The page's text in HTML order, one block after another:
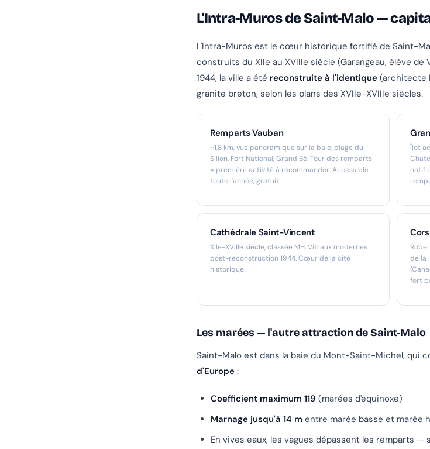
L'Intra-Muros de Saint-Malo —
L'Intra-Muros est le cœur historique fortifié de Saint-
construits du XIIe au XVIIIe siècle (Garangeau, élève de
1944, la ville a été reconstruite à l'identique (architecte
granite breton, selon les plans des XVIIe-XVIIIe siècles.
Remparts Vauban
~1,8 km, vue panoramique sur la baie, plage du
Sillon, Fort National, Grand Bé. Tour des remparts
= première activité à recommander. Accessible
toute l'année, gratuit.
Îlot
natif
Cathédrale Saint-Vincent
XIIe-XVIIIe siècle, classée MH. Vitraux modernes
post-reconstruction 1944. Cœur de la cité
historique.
de la
fort
Les marées — l'autre attraction de Saint-Malo
Saint-Malo est dans la baie du Mont-Saint-Michel, qui
d'Europe :
Coefficient maximum 119 (marées d'équinoxe)
Marnage jusqu'à 14 m entre marée basse et marée
En vives eaux, les vagues dépassent les remparts